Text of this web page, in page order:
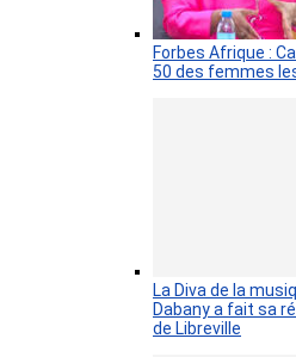
Forbes Afrique :
50 des femmes
La Diva de la
Dabany a fait sa
de Libreville